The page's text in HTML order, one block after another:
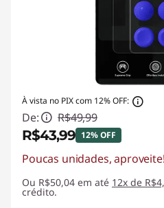
À vista no PIX com 12% OFF:
De: R$49,99
R$43,99 12% OFF
Economias instantâneas :
Poucas unidades, aproveite!
Ou R$50,04 em até 12x de
crédito.